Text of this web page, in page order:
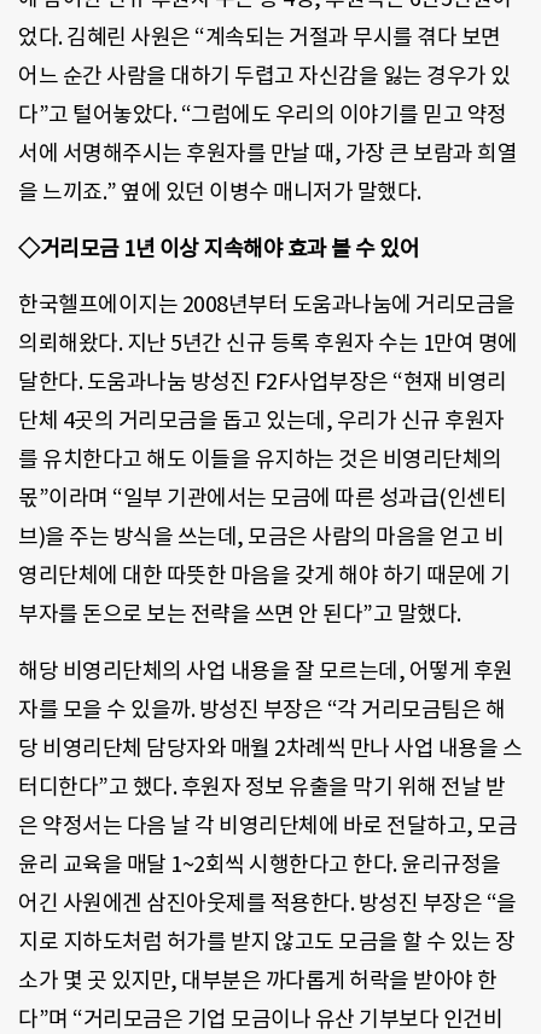
었다. 김혜린 사원은 “계속되는 거절과 무시를 겪다 보면
어느 순간 사람을 대하기 두렵고 자신감을 잃는 경우가 있
다”고 털어놓았다. “그럼에도 우리의 이야기를 믿고 약정
서에 서명해주시는 후원자를 만날 때, 가장 큰 보람과 희열
을 느끼죠.” 옆에 있던 이병수 매니저가 말했다.
◇거리모금 1년 이상 지속해야 효과 볼 수 있어
한국헬프에이지는 2008년부터 도움과나눔에 거리모금을
의뢰해왔다. 지난 5년간 신규 등록 후원자 수는 1만여 명에
달한다. 도움과나눔 방성진 F2F사업부장은 “현재 비영리
단체 4곳의 거리모금을 돕고 있는데, 우리가 신규 후원자
를 유치한다고 해도 이들을 유지하는 것은 비영리단체의
몫”이라며 “일부 기관에서는 모금에 따른 성과급(인센티
브)을 주는 방식을 쓰는데, 모금은 사람의 마음을 얻고 비
영리단체에 대한 따뜻한 마음을 갖게 해야 하기 때문에 기
부자를 돈으로 보는 전략을 쓰면 안 된다”고 말했다.
해당 비영리단체의 사업 내용을 잘 모르는데, 어떻게 후원
자를 모을 수 있을까. 방성진 부장은 “각 거리모금팀은 해
당 비영리단체 담당자와 매월 2차례씩 만나 사업 내용을 스
터디한다”고 했다. 후원자 정보 유출을 막기 위해 전날 받
은 약정서는 다음 날 각 비영리단체에 바로 전달하고, 모금
윤리 교육을 매달 1~2회씩 시행한다고 한다. 윤리규정을
어긴 사원에겐 삼진아웃제를 적용한다. 방성진 부장은 “을
지로 지하도처럼 허가를 받지 않고도 모금을 할 수 있는 장
소가 몇 곳 있지만, 대부분은 까다롭게 허락을 받아야 한
다”며 “거리모금은 기업 모금이나 유산 기부보다 인건비